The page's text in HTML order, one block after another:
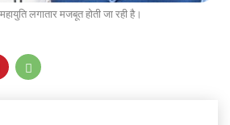
लगातार मजबूत होती जा रही है।